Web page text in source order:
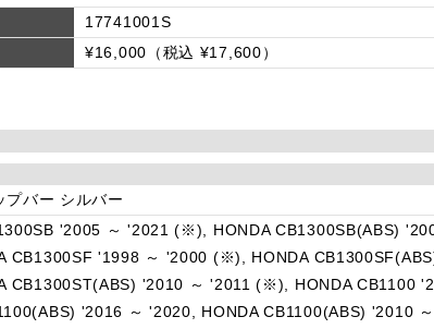
17741001S
¥16,000（税込 ¥17,600）
プバー シルバー
'2005 ～ '2021 (※), HONDA CB1300SB(ABS)
CB1300SF '1998 ～ '2000 (※), HONDA
CB1300ST(ABS) '2010 ～ '2011 (※), HONDA CB1100
'2016 ～ '2020, HONDA CB1100(ABS) '2010